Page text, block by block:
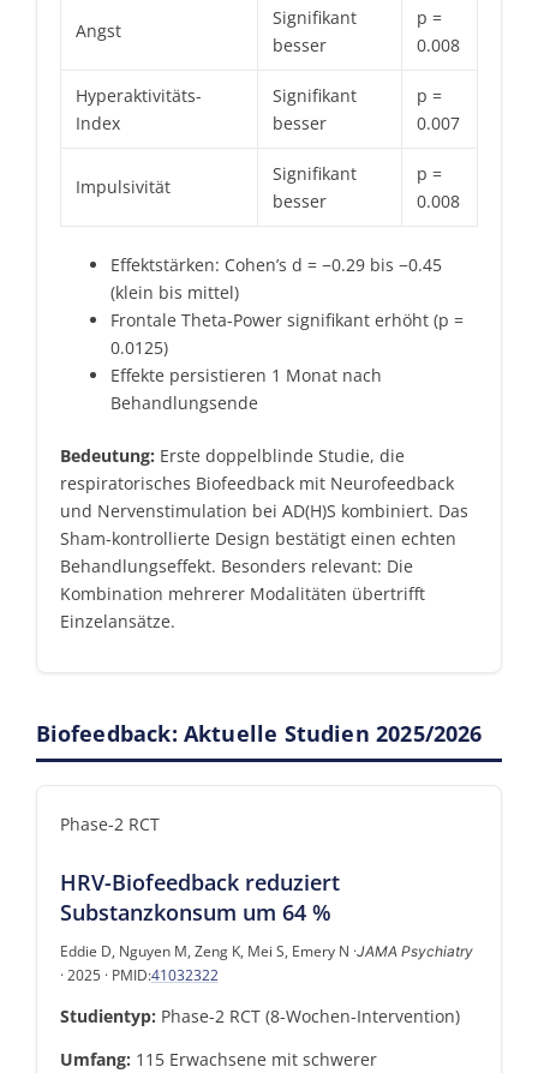
Angst
Signifikant
besser
p =
0.008
Hyperaktivitäts-
Index
Signifikant
besser
p =
0.007
Impulsivität
Signifikant
besser
p =
0.008
Effektstärken: Cohen’s d = −0.29 bis −0.45
(klein bis mittel)
Frontale Theta-Power signifikant erhöht (p =
0.0125)
Effekte persistieren 1 Monat nach
Behandlungsende
Bedeutung: Erste doppelblinde Studie, die
respiratorisches Biofeedback mit Neurofeedback
und Nervenstimulation bei AD(H)S kombiniert. Das
Sham-kontrollierte Design bestätigt einen echten
Behandlungseffekt. Besonders relevant: Die
Kombination mehrerer Modalitäten übertrifft
Einzelansätze.
Biofeedback: Aktuelle Studien 2025/2026
Phase-2 RCT
HRV-Biofeedback reduziert
Substanzkonsum um 64 %
Eddie D, Nguyen M, Zeng K, Mei S, Emery N ·JAMA Psychiatry
· 2025 · PMID:41032322
Studientyp: Phase-2 RCT (8-Wochen-Intervention)
Umfang: 115 Erwachsene mit schwerer